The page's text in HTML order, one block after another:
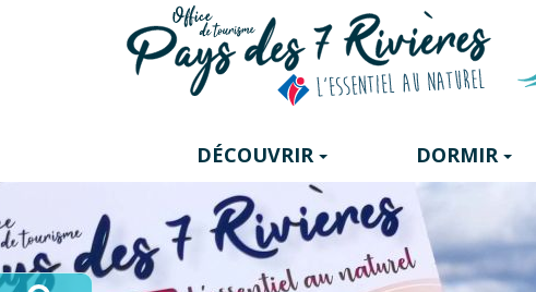
DÉCOUVRIR DORMIR
Panneau de gestion des cookies